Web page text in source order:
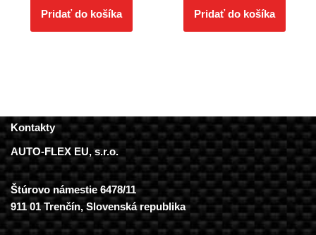
Pridať do košíka Pridať do košíka
Kontakty
AUTO-FLEX EU, s.r.o.
Štúrovo námestie 6478/11
911 01 Trenčín, Slovenská republika